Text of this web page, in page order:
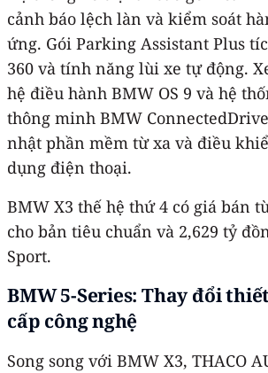
cảnh báo lệch làn và kiểm soát
ứng. Gói Parking Assistant Plus
360 và tính năng lùi xe tự động.
hệ điều hành BMW OS 9 và hệ
thông minh BMW
nhật phần mềm từ xa và điều
dụng điện thoại.
BMW X3 thế hệ thứ 4 có giá bán
cho bản tiêu chuẩn và 2,629 tỷ
Sport.
BMW 5-Series: Thay đổi
cấp công nghệ
Song song với BMW X3, THACO